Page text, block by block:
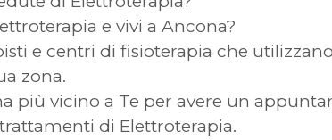
e vivi a Ancona?
e centri di fisioterapia che
zona.
più vicino a Te per avere un
di Elettroterapia.